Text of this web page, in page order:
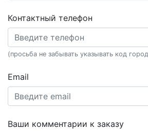
Контактный телефон
(просьба не забывать указывать код
Email
Ваши комментарии к заказу